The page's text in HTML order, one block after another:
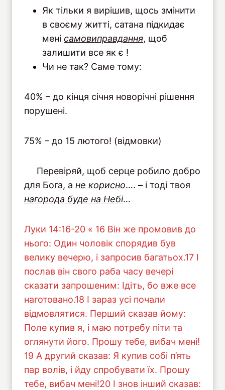
Як тільки я вирішив, щось змінити
в своєму житті, сатана підкидає
мені самовиправдання, щоб
залишити все як є !
Чи не так? Саме тому:
40% – до кінця січня новорічні рішення
порушені.
75% – до 15 лютого! (відмовки)
Перевіряй, щоб серце робило добро
для Бога, а не корисно…. – і тоді твоя
нагорода буде на Небі…
Луки 14:16-20 « 16 Він же промовив до
нього: Один чоловік спорядив був
велику вечерю, і запросив багатьох.17 І
послав він свого раба часу вечері
сказати запрошеним: Ідіть, бо вже все
наготовано.18 І зараз усі почали
відмовлятися. Перший сказав йому:
Поле купив я, і маю потребу піти та
оглянути його. Прошу тебе, вибач мені!
19 А другий сказав: Я купив собі п’ять
пар волів, і йду спробувати їх. Прошу
тебе, вибач мені!20 І знов інший сказав: